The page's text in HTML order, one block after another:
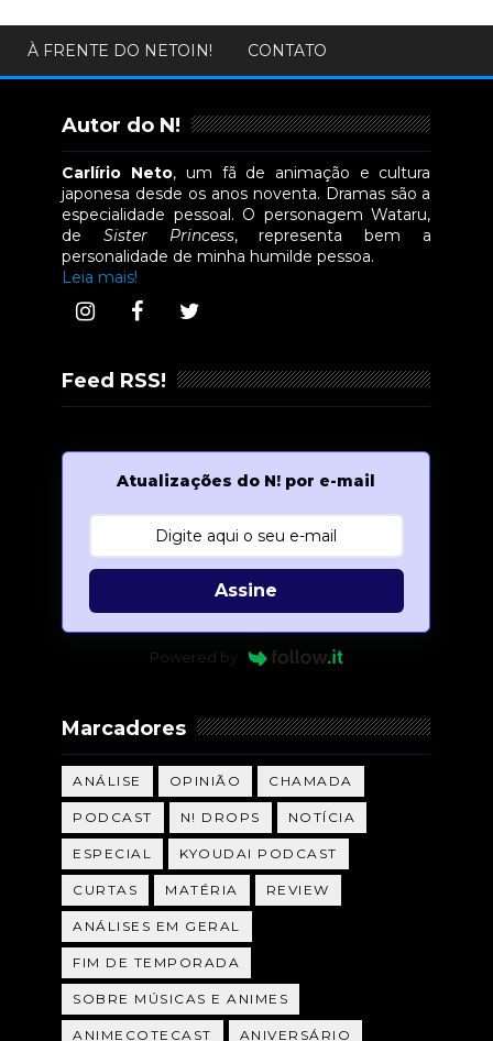
À FRENTE DO NETOIN! CONTATO
Autor do N!
Carlírio Neto, um fã de animação e cultura
japonesa desde os anos noventa. Dramas são a
especialidade pessoal. O personagem Wataru,
deSister Princess, representa bem a
personalidade de minha humilde pessoa.
Leia mais!
Feed RSS!
Atualizações do N! por e-mail
Assine
Powered by
Marcadores
ANÁLISE OPINIÃO CHAMADA
PODCAST N! DROPS NOTÍCIA
ESPECIAL KYOUDAI PODCAST
CURTAS MATÉRIA REVIEW
ANÁLISES EM GERAL
FIM DE TEMPORADA
SOBRE MÚSICAS E ANIMES
ANIMECOTECAST ANIVERSÁRIO